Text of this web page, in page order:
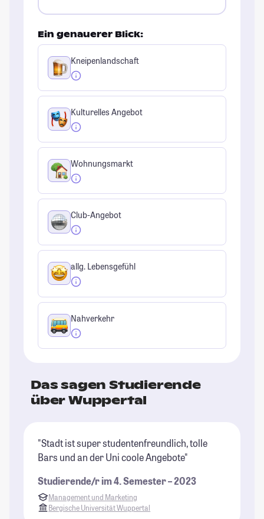
Ein genauerer Blick:
Kneipenlandschaft
Kulturelles Angebot
Wohnungsmarkt
Club-Angebot
allg. Lebensgefühl
Nahverkehr
Das sagen Studierende
über Wuppertal
"Stadt ist super studentenfreundlich, tolle
Bars und an der Uni coole Angebote"
Studierende/r im 4. Semester – 2023
Management und Marketing
Bergische Universität Wuppertal